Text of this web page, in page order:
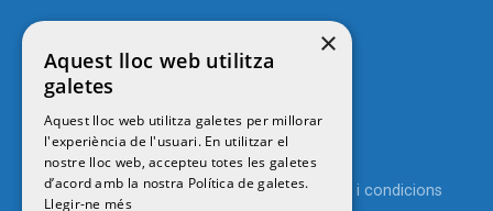
Contacte
© 2026MENUTSGIRONA
Política de privacitat Avís legal
Termes i condicions
×
Aquest lloc web utilitza
galetes
Aquest lloc web utilitza galetes per millorar
l'experiència de l'usuari. En utilitzar el
nostre lloc web, accepteu totes les galetes
d’acord amb la nostra Política de galetes.
Llegir-ne més